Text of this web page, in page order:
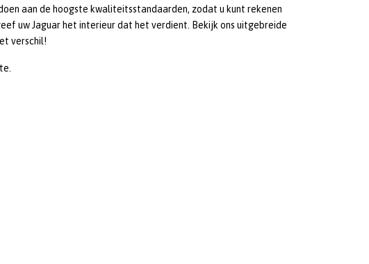
aan de hoogste kwaliteitsstandaarden, zodat u kunt rekenen
uw Jaguar het interieur dat het verdient. Bekijk ons uitgebreide
verschil!